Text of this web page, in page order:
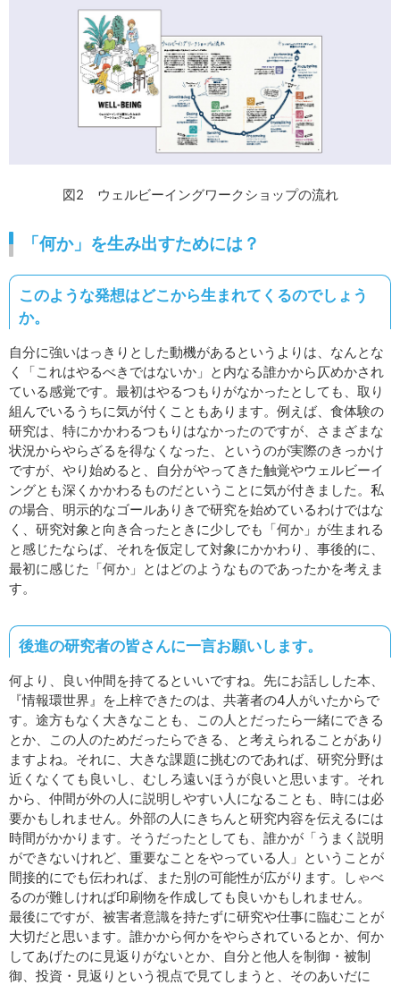
図2 ウェルビーイングワークショップの流れ
「何か」を生み出すためには？
このような発想はどこから生まれてくるのでしょう
か。
自分に強いはっきりとした動機があるというよりは、なんとな
く「これはやるべきではないか」と内なる誰かから仄めかされ
ている感覚です。最初はやるつもりがなかったとしても、取り
組んでいるうちに気が付くこともあります。例えば、食体験の
研究は、特にかかわるつもりはなかったのですが、さまざまな
状況からやらざるを得なくなった、というのが実際のきっかけ
ですが、やり始めると、自分がやってきた触覚やウェルビーイ
ングとも深くかかわるものだということに気が付きました。私
の場合、明示的なゴールありきで研究を始めているわけではな
く、研究対象と向き合ったときに少しでも「何か」が生まれる
と感じたならば、それを仮定して対象にかかわり、事後的に、
最初に感じた「何か」とはどのようなものであったかを考えま
す。
後進の研究者の皆さんに一言お願いします。
何より、良い仲間を持てるといいですね。先にお話しした本、
『情報環世界』を上梓できたのは、共著者の4人がいたからで
す。途方もなく大きなことも、この人とだったら一緒にできる
とか、この人のためだったらできる、と考えられることがあり
ますよね。それに、大きな課題に挑むのであれば、研究分野は
近くなくても良いし、むしろ遠いほうが良いと思います。それ
から、仲間が外の人に説明しやすい人になることも、時には必
要かもしれません。外部の人にきちんと研究内容を伝えるには
時間がかかります。そうだったとしても、誰かが「うまく説明
ができないけれど、重要なことをやっている人」ということが
間接的にでも伝われば、また別の可能性が広がります。しゃべ
るのが難しければ印刷物を作成しても良いかもしれません。
最後にですが、被害者意識を持たずに研究や仕事に臨むことが
大切だと思います。誰かから何かをやらされているとか、何か
してあげたのに見返りがないとか、自分と他人を制御・被制
御、投資・見返りという視点で見てしまうと、そのあいだに